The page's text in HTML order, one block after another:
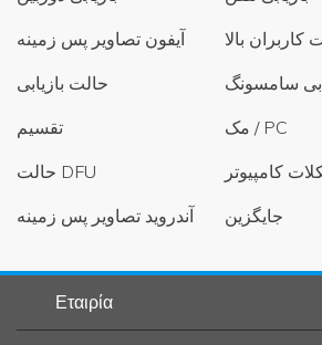
آیفون تصاویر پس زمینه
بالا
حالت بازیابی
سامسونگ
تقسیم
مک / PC
حالت DFU
کامپیوتر
آندروید تصاویر پس زمینه
جایگزین
Εταιρία